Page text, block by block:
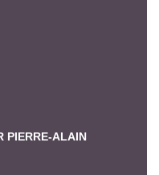
PIERRE-ALAIN